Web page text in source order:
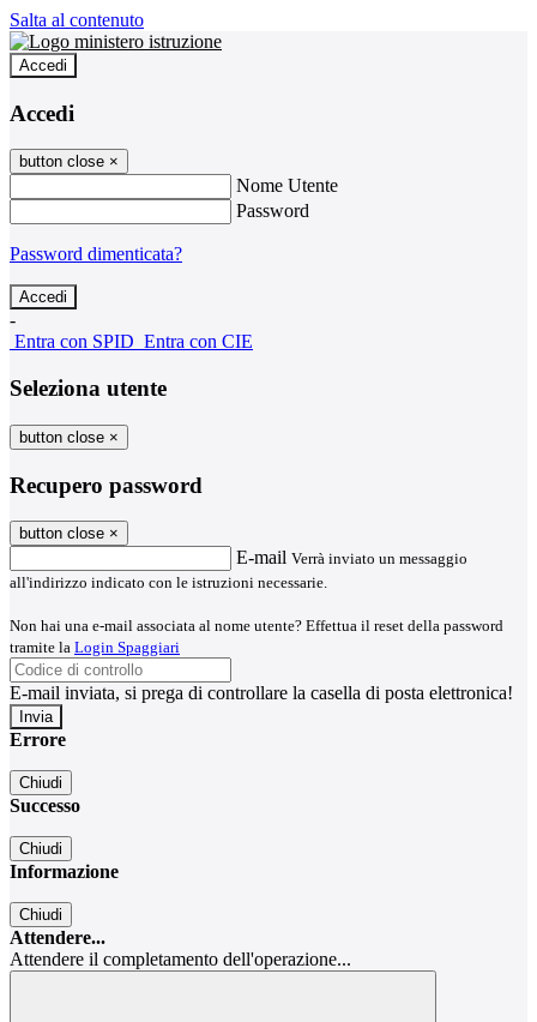
Salta al contenuto
Accedi
Accedi
button close ×
Nome Utente
Password
Password dimenticata?
-
Entra con SPID Entra con CIE
Seleziona utente
button close ×
Recupero password
button close ×
E-mail Verrà inviato un messaggio
all'indirizzo indicato con le istruzioni necessarie.
Non hai una e-mail associata al nome utente? Effettua il reset della password
tramite la Login Spaggiari
E-mail inviata, si prega di controllare la casella di posta elettronica!
Errore
Chiudi
Successo
Chiudi
Informazione
Chiudi
Attendere...
Attendere il completamento dell'operazione...